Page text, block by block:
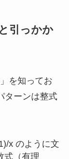
引っかか
を知ってお
ターンは整式
x のように文
式（有理